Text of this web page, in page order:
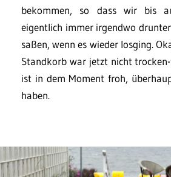
bekommen, so dass wir bis
eigentlich immer irgendwo
saßen, wenn es wieder losging.
Standkorb war jetzt nicht
ist in dem Moment froh,
haben.